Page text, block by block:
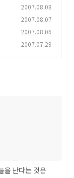
2007.08.08
2007.08.07
2007.08.06
2007.07.29
난다는 것은